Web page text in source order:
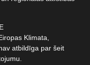
Klimata,
atbildīga par šeit